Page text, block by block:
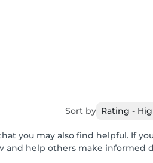
Sort by Rating -
you may also find helpful. If
and help others make informed